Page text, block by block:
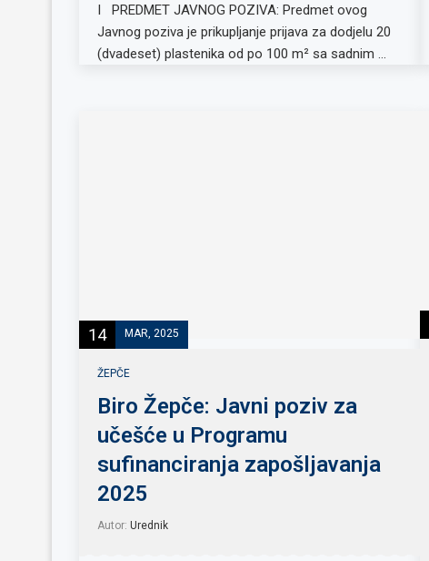
I PREDMET JAVNOG POZIVA: Predmet ovog
Javnog poziva je prikupljanje prijava za dodjelu 20
(dvadeset) plastenika od po 100 m² sa sadnim …
14 MAR, 2025
ŽEPČE
Biro Žepče: Javni poziv za
učešće u Programu
sufinanciranja zapošljavanja
2025
Autor: Urednik